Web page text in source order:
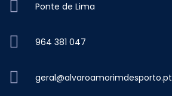
Ponte de Lima
964 381 047
geral@alvaroamorimdesporto.pt